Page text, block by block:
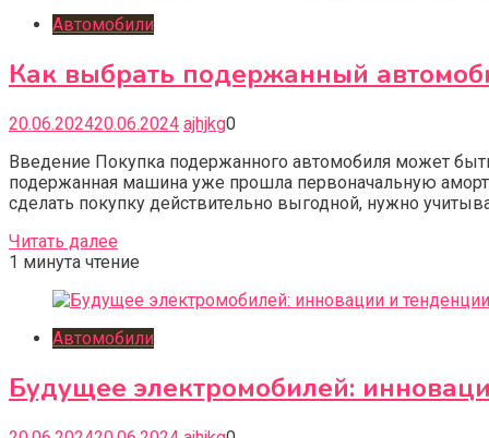
Автомобили
Как выбрать подержанный
20.06.202420.06.2024 ajhjkg0
Введение Покупка подержанного автомобиля может
подержанная машина уже прошла первоначальную
сделать покупку действительно выгодной, нужно
Читать далее
1 минута чтение
Автомобили
Будущее электромобилей: